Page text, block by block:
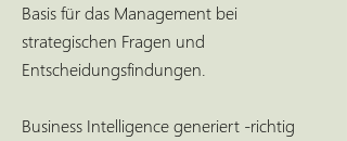
Basis für das Management bei
strategischen Fragen und
Entscheidungsfindungen.
Business Intelligence generiert -richtig